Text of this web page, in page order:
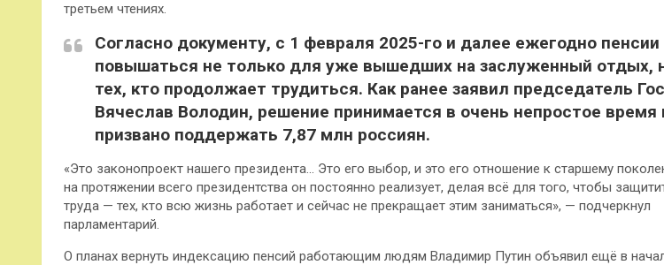
третьем чтениях.
Согласно документу, с 1 февраля 2025-го и далее ежегодно пенсии
повышаться не только для уже вышедших на заслуженный отдых,
тех, кто продолжает трудиться. Как ранее заявил председатель
Вячеслав Володин, решение принимается в очень непростое время
призвано поддержать 7,87 млн россиян.
«Это законопроект нашего президента… Это его выбор, и это его отношение к старшему
на протяжении всего президентства он постоянно реализует, делая всё для того, чтобы
труда — тех, кто всю жизнь работает и сейчас не прекращает этим заниматься», — подчеркнул
парламентарий.
О планах вернуть индексацию пенсий работающим людям Владимир Путин объявил ещё в